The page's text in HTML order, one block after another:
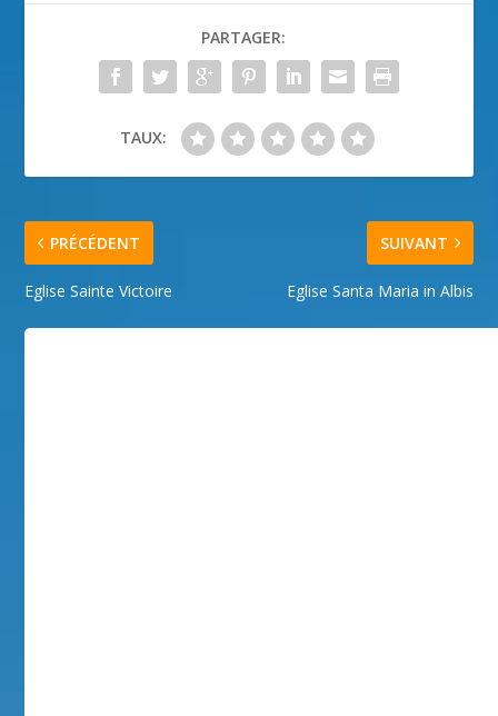
PARTAGER:
TAUX:
PRÉCÉDENT
Eglise Sainte Victoire
SUIVANT
Eglise Santa Maria in Albis